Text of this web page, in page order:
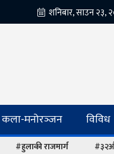
कला-मनोरञ्‍जन विविध
#हुलाकी राजमार्ग